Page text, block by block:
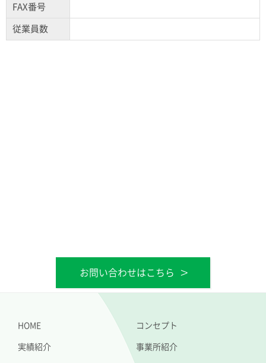
FAX番号
従業員数
お問い合わせはこちら
HOME コンセプト
実績紹介 事業所紹介